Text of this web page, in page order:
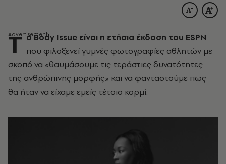
Τ οBody Issue είναι η ετήσια έκδοση του ESPN
που φιλοξενεί γυμνές φωτογραφίες αθλητών με
σκοπό να «θαυμάσουμε τις τεράστιες δυνατότητες
της ανθρώπινης μορφής» και να φανταστούμε πως
θα ήταν να είχαμε εμείς τέτοιο κορμί.